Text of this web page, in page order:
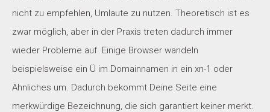
nicht zu empfehlen, Umlaute zu nutzen. Theoretisch ist es
zwar möglich, aber in der Praxis treten dadurch immer
wieder Probleme auf. Einige Browser wandeln
beispielsweise ein Ü im Domainnamen in ein xn-1 oder
Ähnliches um. Dadurch bekommt Deine Seite eine
merkwürdige Bezeichnung, die sich garantiert keiner merkt.